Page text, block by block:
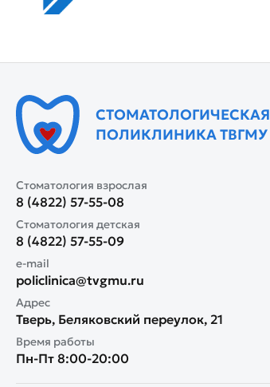
СТОМАТОЛОГИЧЕСКАЯ
ПОЛИКЛИНИКА ТВГМУ
8 (4822) 57-55-08
Стоматология взрослая
8 (4822) 57-55-09
Стоматология детская
policlinica@tvgmu.ru
e-mail
Тверь, Беляковский переулок, 21
Адрес
Пн-Пт 8:00-20:00
Время работы